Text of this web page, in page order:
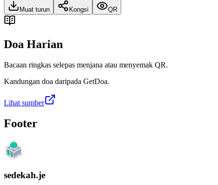
Muat turun Kongsi QR
Doa Harian
Bacaan ringkas selepas menjana atau menyemak QR.
Kandungan doa daripada GetDoa.
Lihat sumber
Footer
sedekah.je